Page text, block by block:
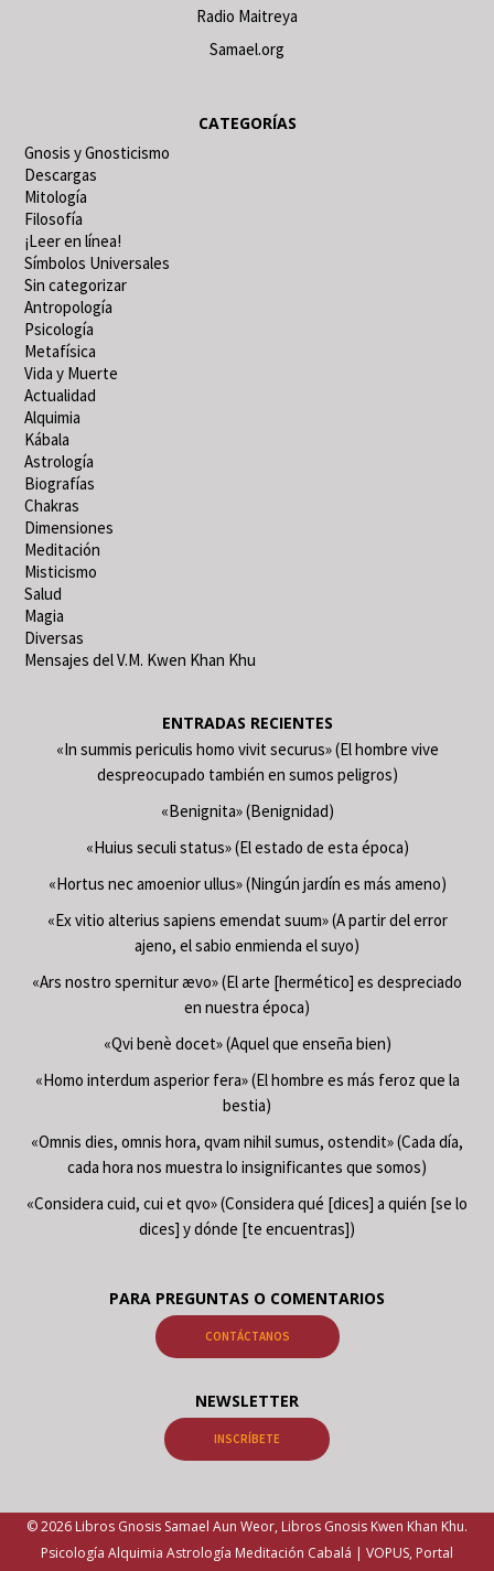
Radio Maitreya
Samael.org
CATEGORÍAS
Gnosis y Gnosticismo
Descargas
Mitología
Filosofía
¡Leer en línea!
Símbolos Universales
Sin categorizar
Antropología
Psicología
Metafísica
Vida y Muerte
Actualidad
Alquimia
Kábala
Astrología
Biografías
Chakras
Dimensiones
Meditación
Misticismo
Salud
Magia
Diversas
Mensajes del V.M. Kwen Khan Khu
ENTRADAS RECIENTES
«In summis periculis homo vivit securus» (El hombre vive
despreocupado también en sumos peligros)
«Benignita» (Benignidad)
«Huius seculi status» (El estado de esta época)
«Hortus nec amoenior ullus» (Ningún jardín es más ameno)
«Ex vitio alterius sapiens emendat suum» (A partir del error
ajeno, el sabio enmienda el suyo)
«Ars nostro spernitur ævo» (El arte [hermético] es despreciado
en nuestra época)
«Qvi benè docet» (Aquel que enseña bien)
«Homo interdum asperior fera» (El hombre es más feroz que la
bestia)
«Omnis dies, omnis hora, qvam nihil sumus, ostendit» (Cada día,
cada hora nos muestra lo insignificantes que somos)
«Considera cuid, cui et qvo» (Considera qué [dices] a quién [se lo
dices] y dónde [te encuentras])
PARA PREGUNTAS O COMENTARIOS
CONTÁCTANOS
NEWSLETTER
INSCRÍBETE
© 2026 Libros Gnosis Samael Aun Weor, Libros Gnosis Kwen Khan Khu.
Psicología Alquimia Astrología Meditación Cabalá | VOPUS, Portal